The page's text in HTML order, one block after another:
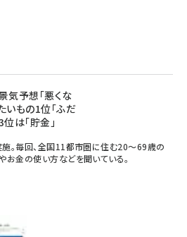
気予想｢悪くな
いもの1位「ふだ
は「貯金」
。毎回、全国11都市圏に住む20～69歳の
金の使い方などを聞いている。